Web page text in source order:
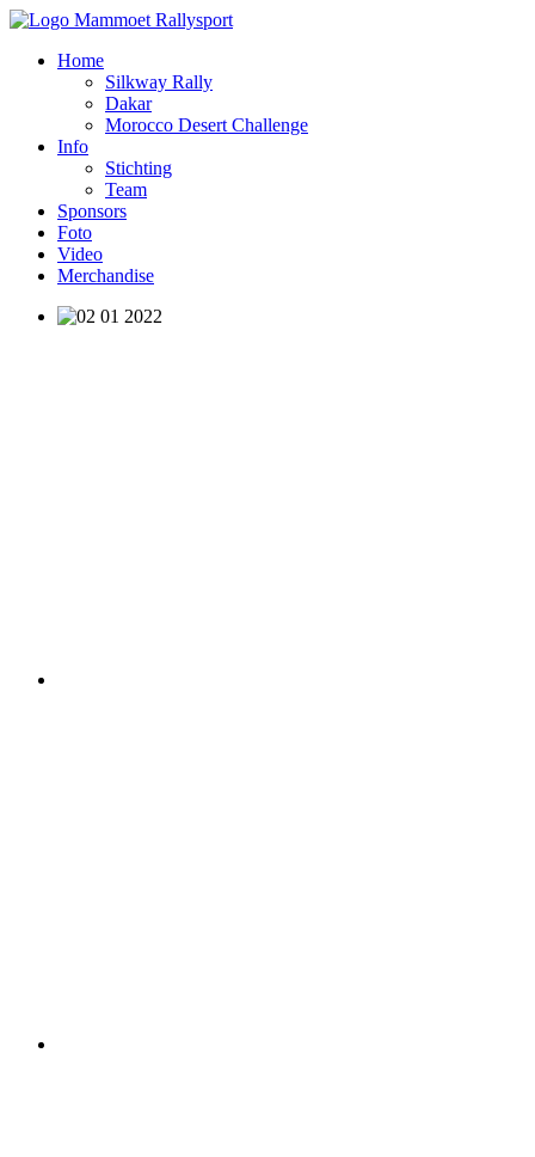
Home
Silkway Rally
Dakar
Morocco Desert Challenge
Info
Stichting
Team
Sponsors
Foto
Video
Merchandise